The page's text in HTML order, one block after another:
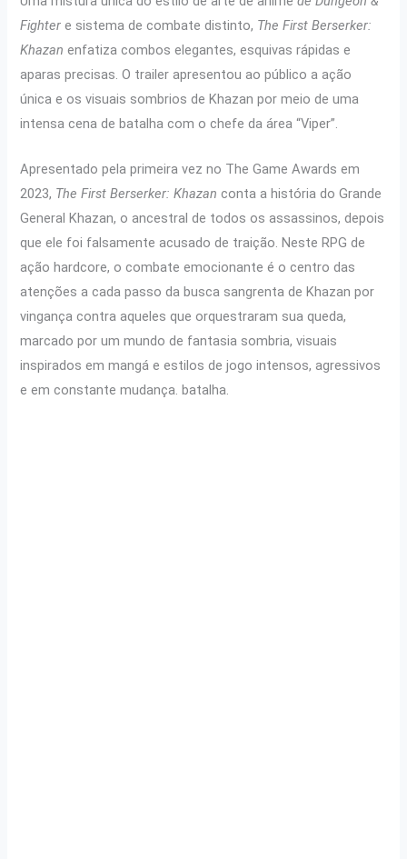
p
k
Fighter e sistema de combate distinto, The First Berserker:
Khazan enfatiza combos elegantes, esquivas rápidas e
aparas precisas. O trailer apresentou ao público a ação
única e os visuais sombrios de Khazan por meio de uma
intensa cena de batalha com o chefe da área “Viper”.
Apresentado pela primeira vez no The Game Awards em
2023, The First Berserker: Khazan conta a história do Grande
General Khazan, o ancestral de todos os assassinos, depois
que ele foi falsamente acusado de traição. Neste RPG de
ação hardcore, o combate emocionante é o centro das
atenções a cada passo da busca sangrenta de Khazan por
vingança contra aqueles que orquestraram sua queda,
marcado por um mundo de fantasia sombria, visuais
inspirados em mangá e estilos de jogo intensos, agressivos
e em constante mudança. batalha.